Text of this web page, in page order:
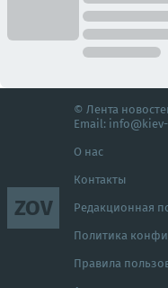
ZOV
© Лента
Email:
О нас
Контакты
Редакционная
Политика
Правила